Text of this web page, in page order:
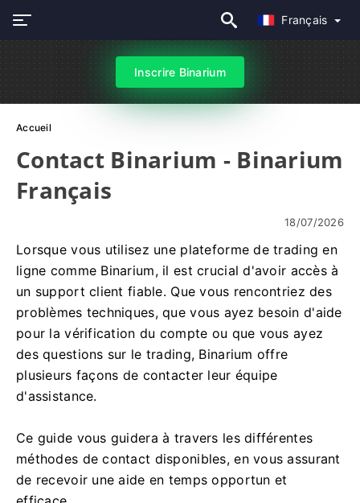
Français
Inscrire Binarium
Accueil
Contact Binarium - Binarium
Français
18/07/2026
Lorsque vous utilisez une plateforme de trading en
ligne comme Binarium, il est crucial d'avoir accès à
un support client fiable. Que vous rencontriez des
problèmes techniques, que vous ayez besoin d'aide
pour la vérification du compte ou que vous ayez
des questions sur le trading, Binarium offre
plusieurs façons de contacter leur équipe
d'assistance.
Ce guide vous guidera à travers les différentes
méthodes de contact disponibles, en vous assurant
de recevoir une aide en temps opportun et